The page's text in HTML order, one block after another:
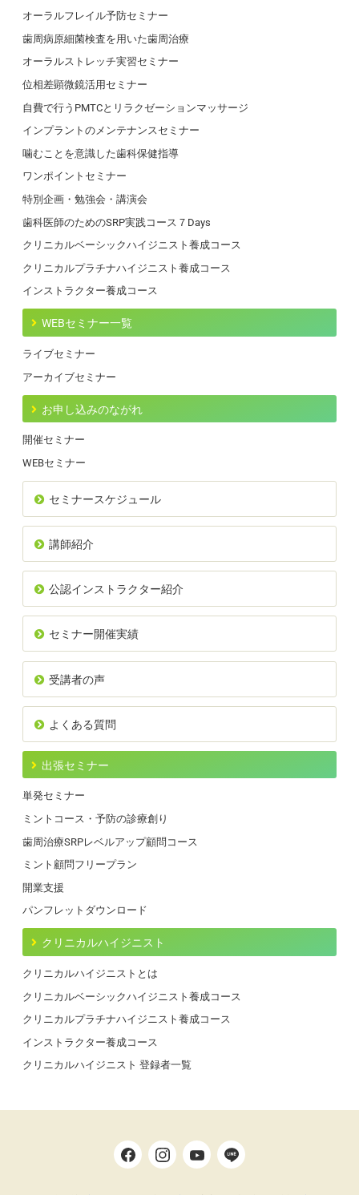
オーラルフレイル予防セミナー
歯周病原細菌検査を用いた歯周治療
オーラルストレッチ実習セミナー
位相差顕微鏡活用セミナー
自費で行うPMTCとリラクゼーションマッサージ
インプラントのメンテナンスセミナー
噛むことを意識した歯科保健指導
ワンポイントセミナー
特別企画・勉強会・講演会
歯科医師のためのSRP実践コース７Days
クリニカルベーシックハイジニスト養成コース
クリニカルプラチナハイジニスト養成コース
インストラクター養成コース
WEBセミナー一覧
ライブセミナー
アーカイブセミナー
お申し込みのながれ
開催セミナー
WEBセミナー
セミナースケジュール
講師紹介
公認インストラクター紹介
セミナー開催実績
受講者の声
よくある質問
出張セミナー
単発セミナー
ミントコース・予防の診療創り
歯周治療SRPレベルアップ顧問コース
ミント顧問フリープラン
開業支援
パンフレットダウンロード
クリニカルハイジニスト
クリニカルハイジニストとは
クリニカルベーシックハイジニスト養成コース
クリニカルプラチナハイジニスト養成コース
インストラクター養成コース
クリニカルハイジニスト 登録者一覧